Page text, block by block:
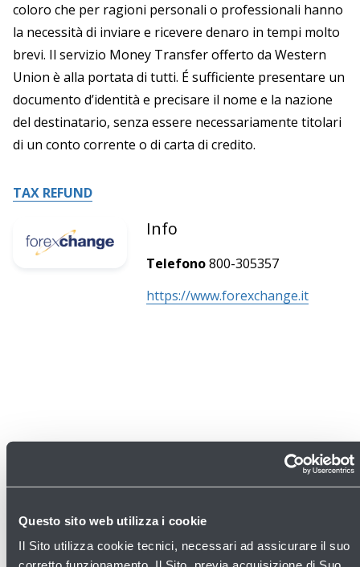
Questo sito web utilizza i cookie
Il Sito utilizza cookie tecnici, necessari ad assicurare il suo
coloro che per ragioni personali o professionali hanno
la necessità di inviare e ricevere denaro in tempi molto
brevi. Il servizio Money Transfer offerto da Western
Union è alla portata di tutti. É sufficiente presentare un
documento d’identità e precisare il nome e la nazione
del destinatario, senza essere necessariamente titolari
di un conto corrente o di carta di credito.
TAX REFUND
Info
Telefono800-305357
https://www.forexchange.it